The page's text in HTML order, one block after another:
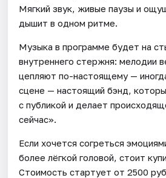
Мягкий звук, живые паузы и
дышит в одном ритме.
Музыка в программе будет на
внутреннего стержня: мелодии
цепляют по-настоящему —
сцене — настоящий бэнд,
с публикой и делает
сейчас».
Если хочется согреться
более лёгкой головой, стоит
Стоимость стартует от 2500